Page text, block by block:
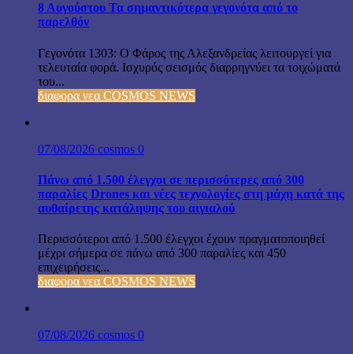
8 Αυγούστου Τα σημαντικότερα γεγονότα από το
παρελθόν
Γεγονότα 1303: Ο Φάρος της Αλεξανδρείας λειτουργεί για
τελευταία φορά. Ισχυρός σεισμός διαρρηγνύει τα τοιχώματά
του...
διαφορα νεα COSMOS NEWS
07/08/2026 cosmos 0
Πάνω από 1.500 έλεγχοι σε περισσότερες από 300
παραλίες Drones και νέες τεχνολογίες στη μάχη κατά της
αυθαίρετης κατάληψης του αιγιαλού
Περισσότεροι από 1.500 έλεγχοι έχουν πραγματοποιηθεί
μέχρι σήμερα σε πάνω από 300 παραλίες και 450
επιχειρήσεις...
διαφορα νεα COSMOS NEWS
07/08/2026 cosmos 0